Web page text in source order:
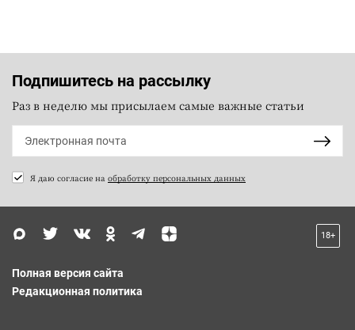
Подпишитесь на рассылку
Раз в неделю мы присылаем самые важные статьи
Я даю согласие на обработку персональных данных
18+
Полная версия сайта
Редакционная политика